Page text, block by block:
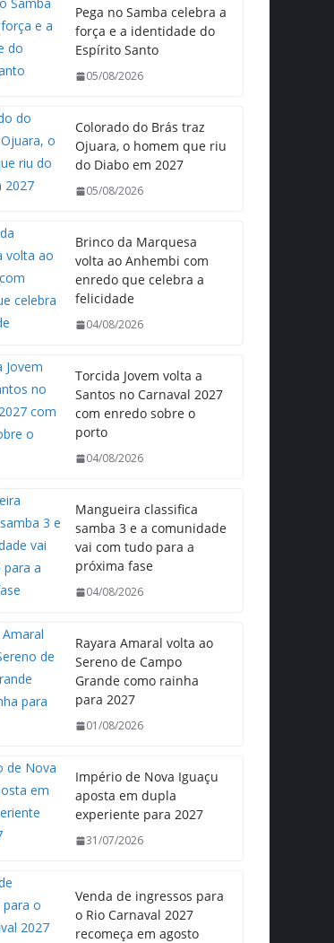
Pega no Samba celebra a
força e a identidade do
Espírito Santo
05/08/2026
Colorado do Brás traz
Ojuara, o homem que riu
do Diabo em 2027
05/08/2026
Brinco da Marquesa
volta ao Anhembi com
enredo que celebra a
felicidade
04/08/2026
Torcida Jovem volta a
Santos no Carnaval 2027
com enredo sobre o
porto
04/08/2026
Mangueira classifica
samba 3 e a comunidade
vai com tudo para a
próxima fase
04/08/2026
Rayara Amaral volta ao
Sereno de Campo
Grande como rainha
para 2027
01/08/2026
Império de Nova Iguaçu
aposta em dupla
experiente para 2027
31/07/2026
Venda de ingressos para
o Rio Carnaval 2027
recomeça em agosto